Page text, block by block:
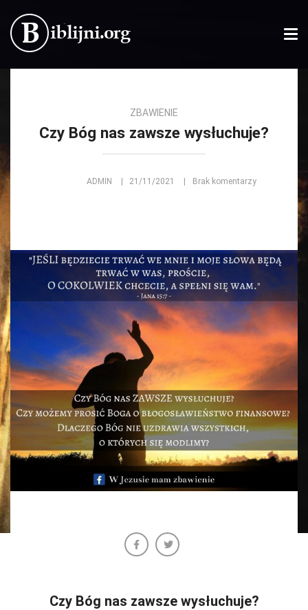
ZBAWIENIE
Czy Bóg nas zawsze wysłuchuje?
ADMIN 21/11/2021 Brak komentarzy
Czy Bóg nas zawsze wysłuchuje?